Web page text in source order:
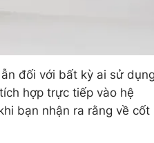
đối với bất kỳ ai sử
hợp trực tiếp vào hệ
bạn nhận ra rằng về cốt